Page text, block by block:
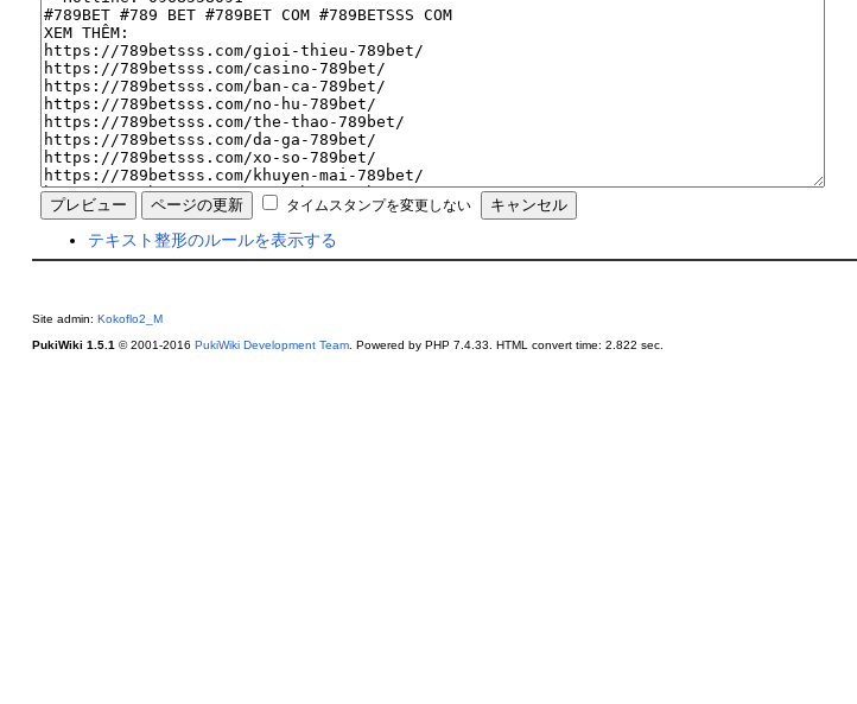
タイムスタンプを変更しない
テキスト整形のルールを表示する
Site admin: Kokoflo2_M
PukiWiki 1.5.1 © 2001-2016 PukiWiki Development Team. Powered by PHP 7.4.33. HTML convert time: 2.822 sec.